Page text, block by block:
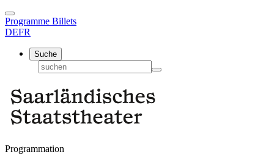
Programme Billets
DEFR
Suche
Programmation